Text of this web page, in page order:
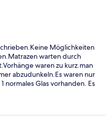
Möglichkeiten
warten durch
waren zu kurz.man
abzudunkeln.Es waren nur
normales Glas vorhanden. Es
war sehr dreckig und
Stank.Es gab keine